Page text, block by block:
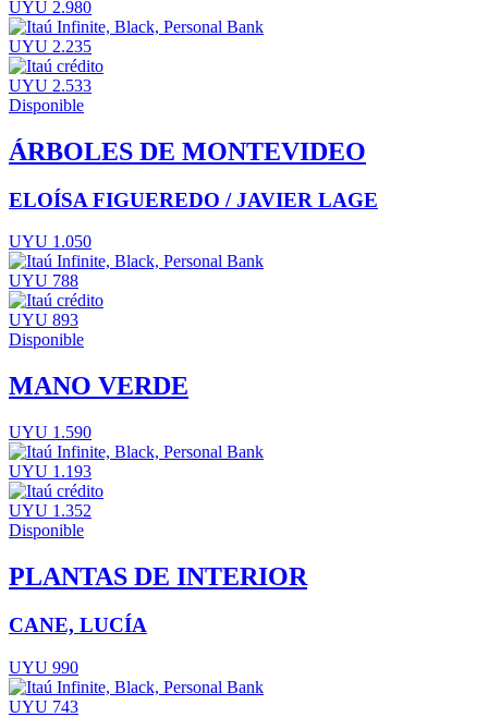
UYU 2.980
UYU 2.235
UYU 2.533
Disponible
ÁRBOLES DE MONTEVIDEO
ELOÍSA FIGUEREDO / JAVIER LAGE
UYU 1.050
UYU 788
UYU 893
Disponible
MANO VERDE
UYU 1.590
UYU 1.193
UYU 1.352
Disponible
PLANTAS DE INTERIOR
CANE, LUCÍA
UYU 990
UYU 743